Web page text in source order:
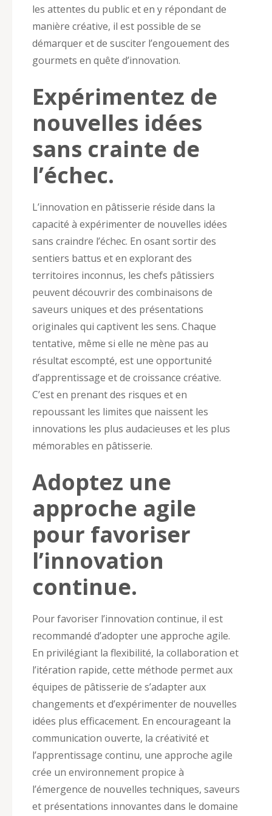
les attentes du public et en y répondant de
manière créative, il est possible de se
démarquer et de susciter l’engouement des
gourmets en quête d’innovation.
Expérimentez de
nouvelles idées
sans crainte de
l’échec.
L’innovation en pâtisserie réside dans la
capacité à expérimenter de nouvelles idées
sans craindre l’échec. En osant sortir des
sentiers battus et en explorant des
territoires inconnus, les chefs pâtissiers
peuvent découvrir des combinaisons de
saveurs uniques et des présentations
originales qui captivent les sens. Chaque
tentative, même si elle ne mène pas au
résultat escompté, est une opportunité
d’apprentissage et de croissance créative.
C’est en prenant des risques et en
repoussant les limites que naissent les
innovations les plus audacieuses et les plus
mémorables en pâtisserie.
Adoptez une
approche agile
pour favoriser
l’innovation
continue.
Pour favoriser l’innovation continue, il est
recommandé d’adopter une approche agile.
En privilégiant la flexibilité, la collaboration et
l’itération rapide, cette méthode permet aux
équipes de pâtisserie de s’adapter aux
changements et d’expérimenter de nouvelles
idées plus efficacement. En encourageant la
communication ouverte, la créativité et
l’apprentissage continu, une approche agile
crée un environnement propice à
l’émergence de nouvelles techniques, saveurs
et présentations innovantes dans le domaine